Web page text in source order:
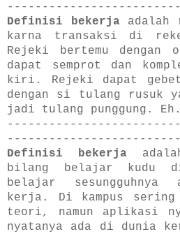
Definisi bekerjaadalah
karna transaksi di
Rejeki bertemu dengan
dapat semprot dan
kiri. Rejeki dapat
dengan si tulang rusuk
jadi tulang punggung.
Definisi bekerja
bilang belajar kudu
belajar
kerja. Di kampus sering
teori, namun aplikasi
nyatanya ada di dunia